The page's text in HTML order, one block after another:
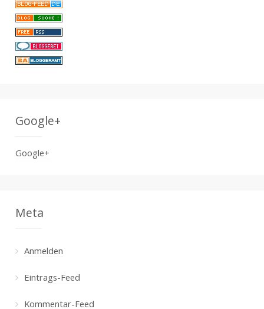
Google+
Google+
Meta
Anmelden
Eintrags-Feed
Kommentar-Feed